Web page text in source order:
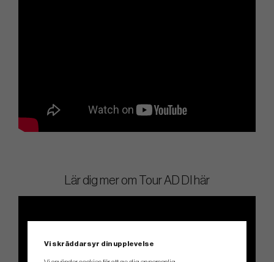
Lär dig mer om Tour AD DI här
Vi skräddarsyr din upplevelse